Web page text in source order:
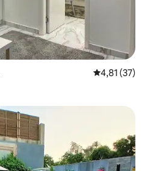
Середня
4,81 (37)